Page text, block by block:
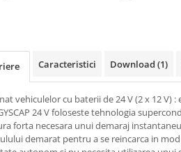
Comerciale
complete
de putere
Caracteristici Download (1)
vehiculelor cu baterii de 24 V (2 x 12 V)
24 V foloseste tehnologia
forta necesara unui demaraj
demarat pentru a se reincarca in